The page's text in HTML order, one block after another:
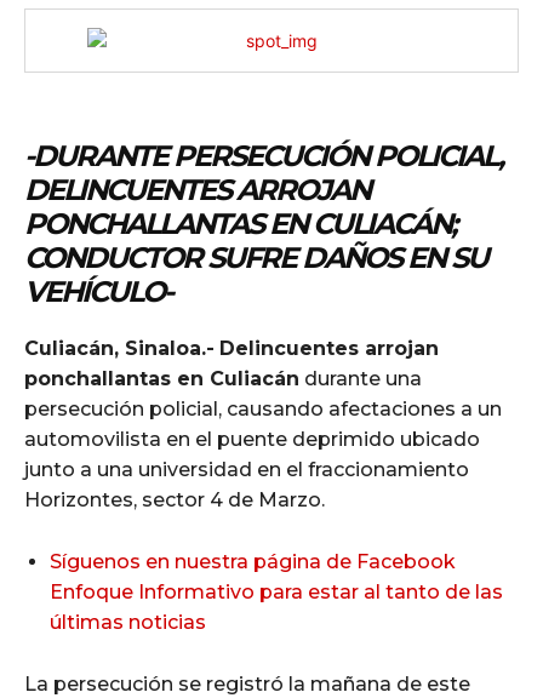
-DURANTE PERSECUCIÓN POLICIAL,
DELINCUENTES ARROJAN
PONCHALLANTAS EN CULIACÁN;
CONDUCTOR SUFRE DAÑOS EN SU
VEHÍCULO-
Culiacán, Sinaloa.- Delincuentes arrojan
ponchallantas en Culiacán durante una
persecución policial, causando afectaciones a un
automovilista en el puente deprimido ubicado
junto a una universidad en el fraccionamiento
Horizontes, sector 4 de Marzo.
Síguenos en nuestra página de Facebook
Enfoque Informativo para estar al tanto de las
últimas noticias
La persecución se registró la mañana de este